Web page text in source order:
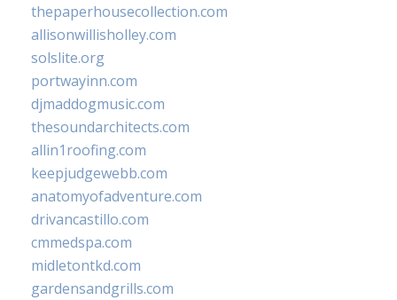
thepaperhousecollection.com
allisonwillisholley.com
solslite.org
portwayinn.com
djmaddogmusic.com
thesoundarchitects.com
allin1roofing.com
keepjudgewebb.com
anatomyofadventure.com
drivancastillo.com
cmmedspa.com
midletontkd.com
gardensandgrills.com